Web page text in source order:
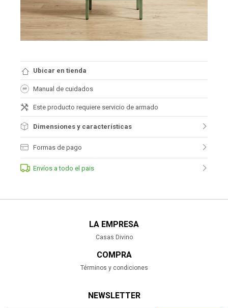
Ubicar en tienda
Manual de cuidados
Este producto requiere servicio de armado
Dimensiones y características
Formas de pago
Envíos a todo el pais
LA EMPRESA
Casas Divino
COMPRA
Términos y condiciones
NEWSLETTER